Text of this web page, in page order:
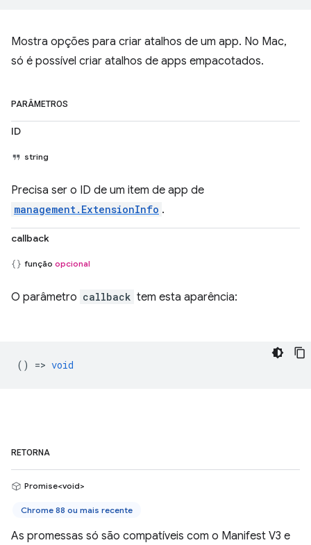
Mostra opções para criar atalhos de um app. No Mac,
só é possível criar atalhos de apps empacotados.
PARÂMETROS
ID
string
Precisa ser o ID de um item de app de
management.ExtensionInfo .
callback
função opcional
O parâmetro callback tem esta aparência:
() => void
RETORNA
Promise<void>
Chrome 88 ou mais recente
As promessas só são compatíveis com o Manifest V3 e